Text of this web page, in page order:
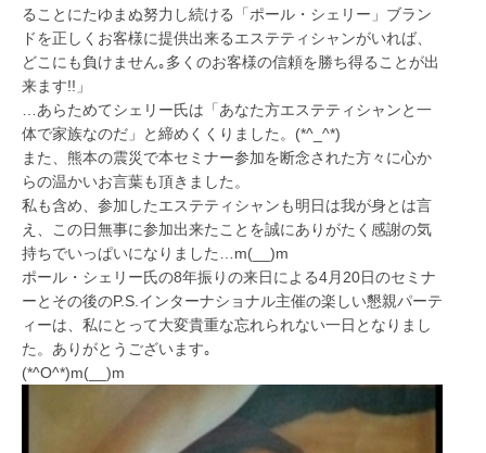
ることにたゆまぬ努力し続ける「ポール・シェリー」ブラン
ドを正しくお客様に提供出来るエステティシャンがいれば、
どこにも負けません｡多くのお客様の信頼を勝ち得ることが出
来ます!!」
…あらためてシェリー氏は「あなた方エステティシャンと一
体で家族なのだ」と締めくくりました。(*^_^*)
また、熊本の震災で本セミナー参加を断念された方々に心か
らの温かいお言葉も頂きました。
私も含め、参加したエステティシャンも明日は我が身とは言
え、この日無事に参加出来たことを誠にありがたく感謝の気
持ちでいっぱいになりました…m(__)m
ポール・シェリー氏の8年振りの来日による4月20日のセミナ
ーとその後のP.S.インターナショナル主催の楽しい懇親パーテ
ィーは、私にとって大変貴重な忘れられない一日となりまし
た。ありがとうございます｡
(*^O^*)m(__)m